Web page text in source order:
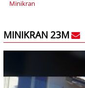
Minikran
MINIKRAN 23M